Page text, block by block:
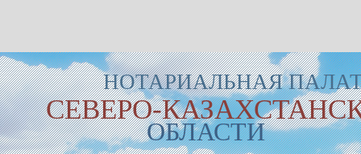
НОТАРИАЛЬНАЯ
СЕВЕРО-
ОБЛАСТИ